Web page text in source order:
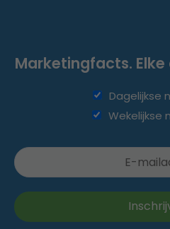
Marketingfacts. Elke
Dagelijkse
Wekelijkse